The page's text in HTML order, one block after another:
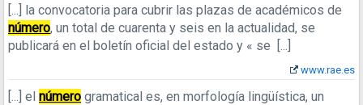
[...] la convocatoria para cubrir las plazas de académicos de
número, un total de cuarenta y seis en la actualidad, se
publicará en el boletín oficial del estado y « se [...]
www.rae.es
[...] el número gramatical es, en morfología lingüística, un